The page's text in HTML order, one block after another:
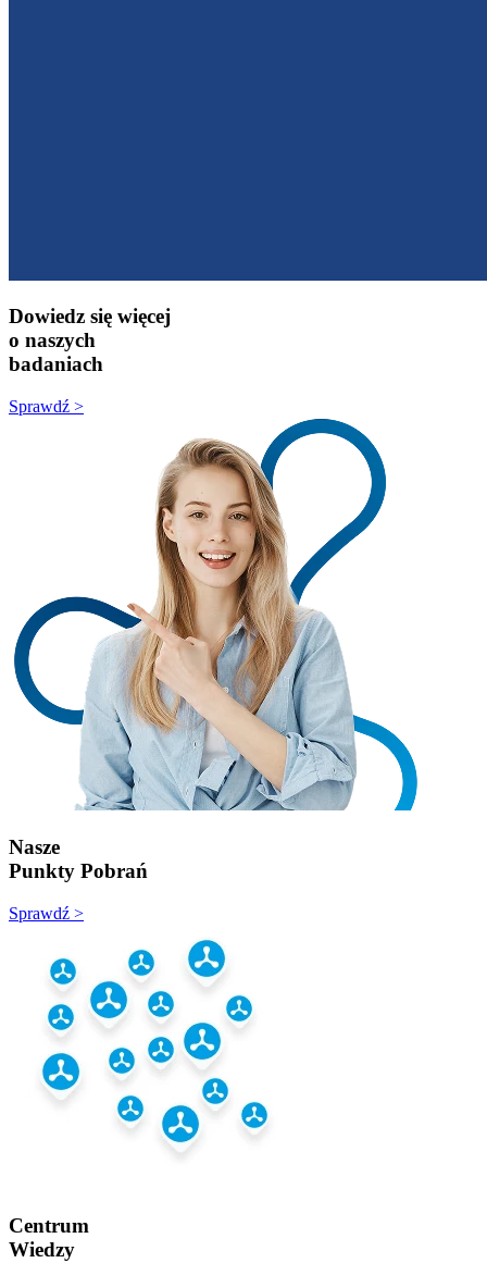
Dowiedz się więcej
o naszych
badaniach
Sprawdź >
Nasze
Punkty Pobrań
Sprawdź >
Centrum
Wiedzy